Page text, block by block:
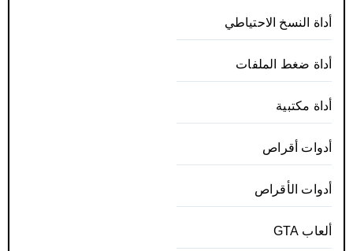
أداة النسخ الاحتياطي
أداة ضغط الملفات
أداة مكتبية
أدوات أقراص
أدوات الأقراص
ألعاب GTA